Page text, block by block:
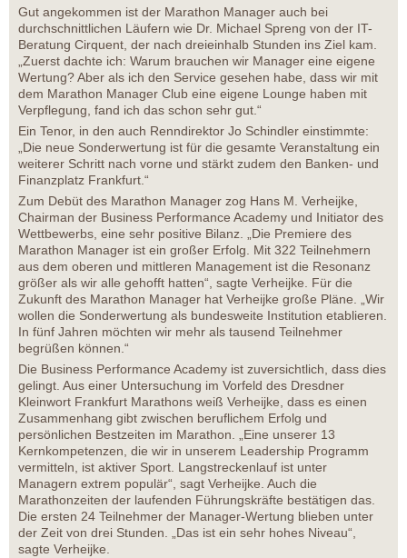
Gut angekommen ist der Marathon Manager auch bei
durchschnittlichen Läufern wie Dr. Michael Spreng von der IT-
Beratung Cirquent, der nach dreieinhalb Stunden ins Ziel kam.
„Zuerst dachte ich: Warum brauchen wir Manager eine eigene
Wertung? Aber als ich den Service gesehen habe, dass wir mit
dem Marathon Manager Club eine eigene Lounge haben mit
Verpflegung, fand ich das schon sehr gut.“
Ein Tenor, in den auch Renndirektor Jo Schindler einstimmte:
„Die neue Sonderwertung ist für die gesamte Veranstaltung ein
weiterer Schritt nach vorne und stärkt zudem den Banken- und
Finanzplatz Frankfurt.“
Zum Debüt des Marathon Manager zog Hans M. Verheijke,
Chairman der Business Performance Academy und Initiator des
Wettbewerbs, eine sehr positive Bilanz. „Die Premiere des
Marathon Manager ist ein großer Erfolg. Mit 322 Teilnehmern
aus dem oberen und mittleren Management ist die Resonanz
größer als wir alle gehofft hatten“, sagte Verheijke. Für die
Zukunft des Marathon Manager hat Verheijke große Pläne. „Wir
wollen die Sonderwertung als bundesweite Institution etablieren.
In fünf Jahren möchten wir mehr als tausend Teilnehmer
begrüßen können.“
Die Business Performance Academy ist zuversichtlich, dass dies
gelingt. Aus einer Untersuchung im Vorfeld des Dresdner
Kleinwort Frankfurt Marathons weiß Verheijke, dass es einen
Zusammenhang gibt zwischen beruflichem Erfolg und
persönlichen Bestzeiten im Marathon. „Eine unserer 13
Kernkompetenzen, die wir in unserem Leadership Programm
vermitteln, ist aktiver Sport. Langstreckenlauf ist unter
Managern extrem populär“, sagt Verheijke. Auch die
Marathonzeiten der laufenden Führungskräfte bestätigen das.
Die ersten 24 Teilnehmer der Manager-Wertung blieben unter
der Zeit von drei Stunden. „Das ist ein sehr hohes Niveau“,
sagte Verheijke.